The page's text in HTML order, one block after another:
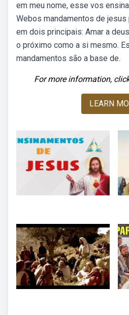
em meu nome, esse vos
Webos mandamentos de
em dois principais: Amar a
o próximo como a si mesmo.
mandamentos são a base de.
For more information,
LEARN